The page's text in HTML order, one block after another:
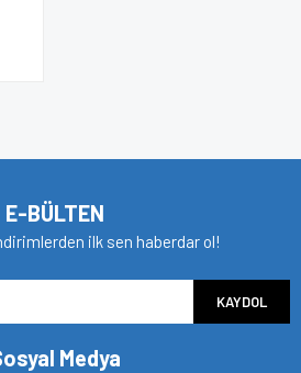
E-BÜLTEN
ilk sen haberdar ol!
KAYDOL
Medya